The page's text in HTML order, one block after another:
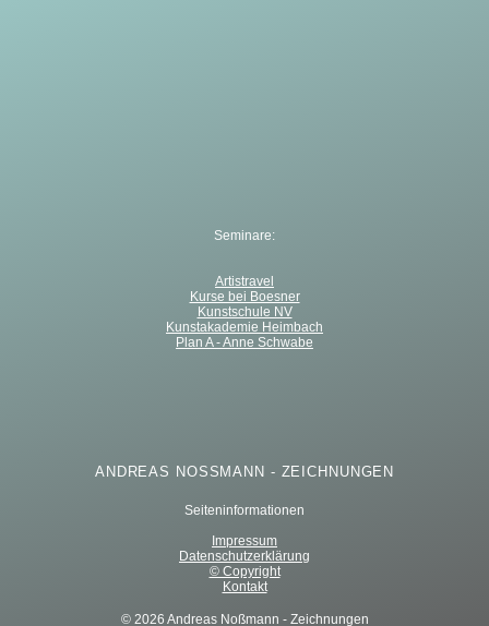
ANDREAS NOSSMANN - ZEICHNUNGEN
Seiteninformationen
Impressum
Datenschutzerklärung
© Copyright
Kontakt
© 2026 Andreas Noßmann - Zeichnungen
Seminare:
Artistravel
Kurse bei Boesner
Kunstschule NV
Kunstakademie Heimbach
Plan A - Anne Schwabe